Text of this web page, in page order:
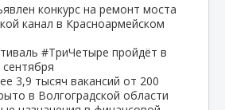
конкурс на ремонт моста
канал в Красноармейском
#ТриЧетыре пройдёт в
3,9 тысяч вакансий от 200
в Волгоградской области